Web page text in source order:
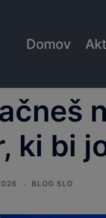
Domov
ki bi
BLOG SLO